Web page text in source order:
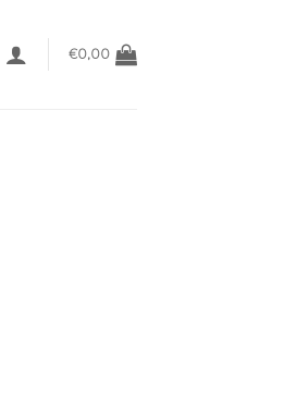
€0,00